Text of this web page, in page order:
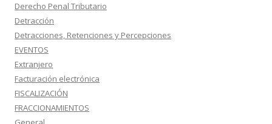
Derecho Penal Tributario
Detracción
Detracciones, Retenciones y Percepciones
EVENTOS
Extranjero
Facturación electrónica
FISCALIZACIÓN
FRACCIONAMIENTOS